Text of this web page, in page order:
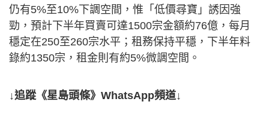
仍有5%至10%下調空間，惟「低價尋寶」誘因強
勁，預計下半年買賣可達1500宗金額約76億，每月
穩定在250至260宗水平；租務保持平穩，下半年料
錄約1350宗，租金則有約5%微調空間。
↓追蹤《星島頭條》WhatsApp頻道↓